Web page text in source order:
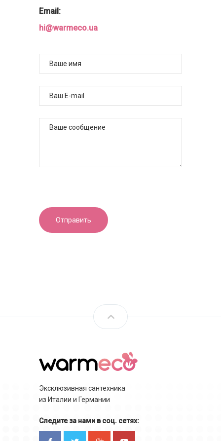
Email:
hi@warmeco.ua
Эксклюзивная сантехника
из Италии и Германии
Следите за нами в соц. сетях: